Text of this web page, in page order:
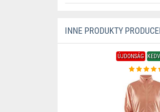
INNE PRODUKTY
ÚJDONSÁG